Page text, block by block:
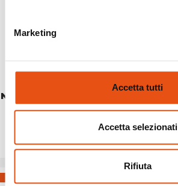
Marketing
Accetta tutti
Accetta selezionati
Rifiuta
NEMESI 1 PRO